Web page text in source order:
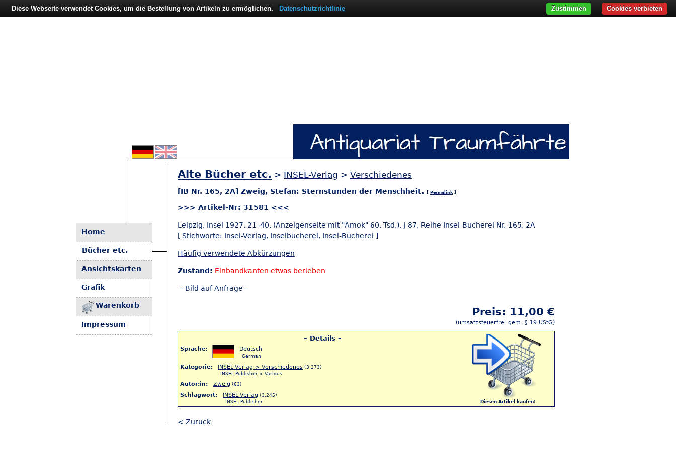
Home
Bücher etc.
Ansichtskarten
Grafik
Warenkorb
Impressum
Alte Bücher etc. > INSEL-Verlag > Verschiedenes
[IB Nr. 165, 2A] Zweig, Stefan: Sternstunden der Menschheit. [ Permalink]
>>> Artikel-Nr: 31581 <<<
Leipzig, Insel 1927, 21–40. (Anzeigenseite mit "Amok" 60. Tsd.), J-87, Reihe Insel-Bücherei Nr. 165, 2A
[ Stichworte: Insel-Verlag, Inselbücherei, Insel-Bücherei ]
Häufig verwendete Abkürzungen
Zustand: Einbandkanten etwas berieben
– Bild auf Anfrage –
Preis: 11,00 €
(umsatzsteuerfrei gem. § 19 UStG)
Diesen Artikel kaufen!
– Details –
Sprache: Deutsch
German
Kategorie: INSEL-Verlag > Verschiedenes (3.273)
INSEL Publisher > Various
Autor:in: Zweig (63)
Schlagwort: INSEL-Verlag (3.245)
INSEL Publisher
< Zurück
Diese Webseite verwendet Cookies, um die Bestellung von Artikeln zu ermöglichen. Datenschutzrichtlinie Cookies verbieten
Zustimmen